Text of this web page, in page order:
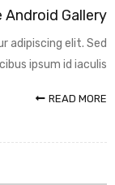
Android Gallery
adipiscing elit. Sed
ipsum id iaculis.
READ MORE